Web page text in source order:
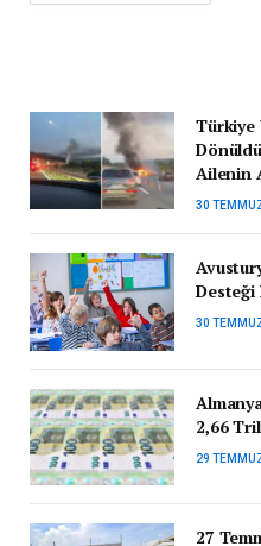
Türkiye
Ailenin
30
Desteği
30
2,66
29
27